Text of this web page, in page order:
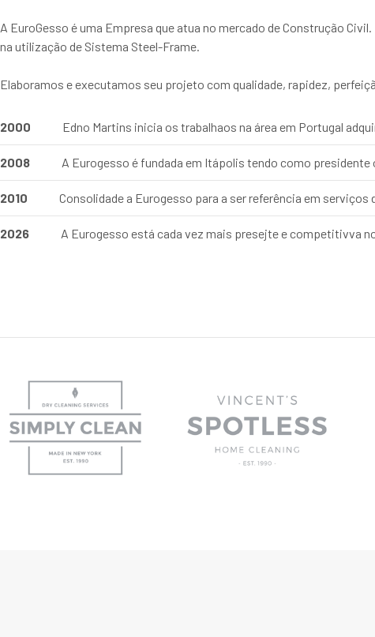
A EuroGesso é uma Empresa que atua no mercado de Construção
na utilização de Sistema Steel-Frame.
Elaboramos e executamos seu projeto com qualidade, rapidez,
2000 Edno Martins inicia os trabalhaos na área em Portugal
2008 A Eurogesso é fundada em Itápolis tendo como
2010 Consolidade a Eurogesso para a ser referência em
2026 A Eurogesso está cada vez mais presejte e competitivva